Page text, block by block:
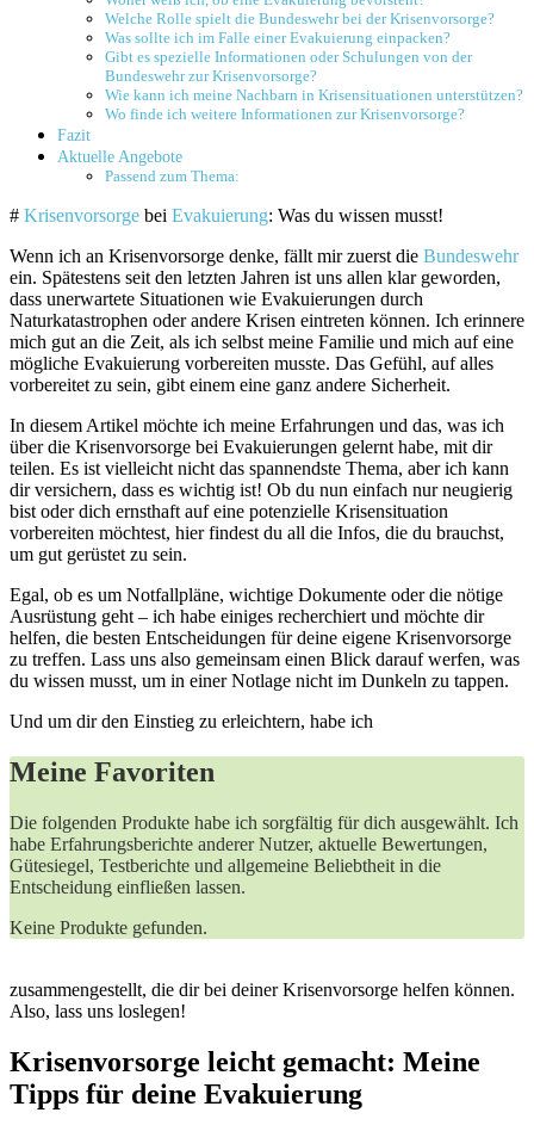
Welche Rolle spielt die Bundeswehr bei der Krisenvorsorge?
Was sollte ich im Falle einer Evakuierung einpacken?
Gibt es spezielle Informationen oder Schulungen von der
Bundeswehr zur Krisenvorsorge?
Wie kann ich meine Nachbarn in Krisensituationen unterstützen?
Wo finde ich weitere Informationen zur Krisenvorsorge?
Fazit
Aktuelle Angebote
Passend zum Thema:
# Krisenvorsorge bei Evakuierung: Was du wissen musst!
Wenn ich an Krisenvorsorge denke, fällt mir zuerst die Bundeswehr
ein. Spätestens seit den letzten Jahren ist uns allen klar geworden,
dass unerwartete Situationen wie Evakuierungen durch
Naturkatastrophen oder andere Krisen eintreten können. Ich erinnere
mich gut an die Zeit, als ich selbst meine Familie und mich auf eine
mögliche Evakuierung vorbereiten musste. Das Gefühl, auf alles
vorbereitet zu sein, gibt einem eine ganz andere Sicherheit.
In diesem Artikel möchte ich meine Erfahrungen und das, was ich
über die Krisenvorsorge bei Evakuierungen gelernt habe, mit dir
teilen. Es ist vielleicht nicht das spannendste Thema, aber ich kann
dir versichern, dass es wichtig ist! Ob du nun einfach nur neugierig
bist oder dich ernsthaft auf eine potenzielle Krisensituation
vorbereiten möchtest, hier findest du all die Infos, die du brauchst,
um gut gerüstet zu sein.
Egal, ob es um Notfallpläne, wichtige Dokumente oder die nötige
Ausrüstung geht – ich habe einiges recherchiert und möchte dir
helfen, die besten Entscheidungen für deine eigene Krisenvorsorge
zu treffen. Lass uns also gemeinsam einen Blick darauf werfen, was
du wissen musst, um in einer Notlage nicht im Dunkeln zu tappen.
Und um dir den Einstieg zu erleichtern, habe ich
Meine Favoriten
Die folgenden Produkte habe ich sorgfältig für dich ausgewählt. Ich
habe Erfahrungsberichte anderer Nutzer, aktuelle Bewertungen,
Gütesiegel, Testberichte und allgemeine Beliebtheit in die
Entscheidung einfließen lassen.
Keine Produkte gefunden.
zusammengestellt, die dir bei deiner Krisenvorsorge helfen können.
Also, lass uns loslegen!
Krisenvorsorge leicht gemacht: Meine
Tipps für deine Evakuierung